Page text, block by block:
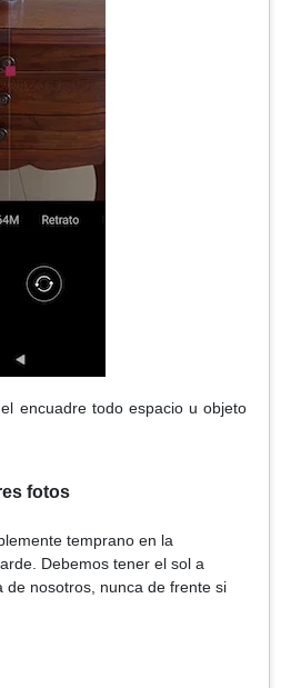
encuadre todo espacio u objeto
fotos
temprano en la
Debemos tener el sol a
de nosotros, nunca de frente si